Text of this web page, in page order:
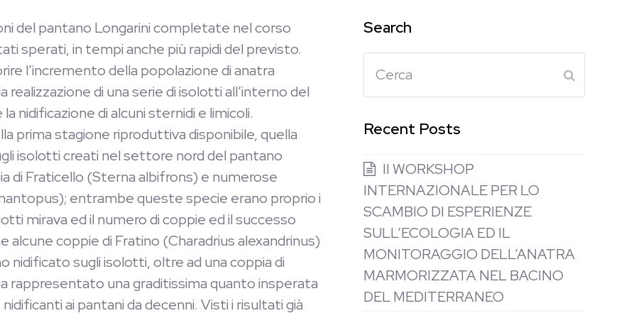
del pantano Longarini completate nel corso
sperati, in tempi anche più rapidi del previsto.
l’incremento della popolazione di anatra
di una serie di isolotti all’interno del
nidificazione di alcuni sternidi e limicoli.
prima stagione riproduttiva disponibile, quella
isolotti creati nel settore nord del pantano
di Fraticello (Sterna albifrons) e numerose
entrambe queste specie erano proprio i
mirava ed il numero di coppie ed il successo
coppie di Fratino (Charadrius alexandrinus)
nidificato sugli isolotti, oltre ad una coppia di
rappresentato una graditissima quanto insperata
ai pantani da decenni. Visti i risultati già
Search
Recent Posts
II WORKSHOP
INTERNAZIONALE PER LO
SCAMBIO DI ESPERIENZE
SULL’ECOLOGIA ED IL
MONITORAGGIO DELL’ANATRA
MARMORIZZATA NEL BACINO
DEL MEDITERRANEO